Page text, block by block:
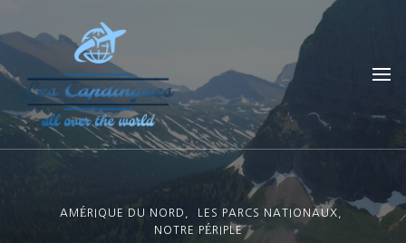
Les Capdingues
blog de voyage
AMÉRIQUE DU NORD
LES PARCS NATIONAUX
NOTRE PÉRIPLE